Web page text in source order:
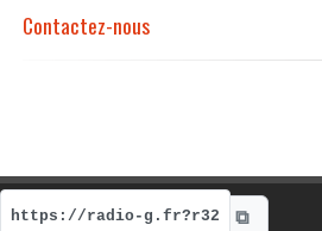
Contactez-nous
https://radio-g.fr?r32 ⧉